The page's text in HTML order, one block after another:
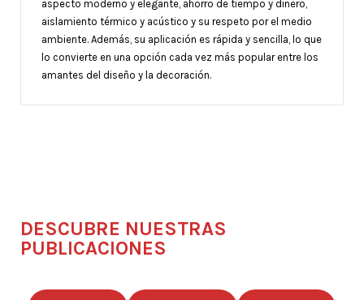
aspecto moderno y elegante, ahorro de tiempo y dinero,
aislamiento térmico y acústico y su respeto por el medio
ambiente. Además, su aplicación es rápida y sencilla, lo que
lo convierte en una opción cada vez más popular entre los
amantes del diseño y la decoración.
DESCUBRE NUESTRAS
PUBLICACIONES